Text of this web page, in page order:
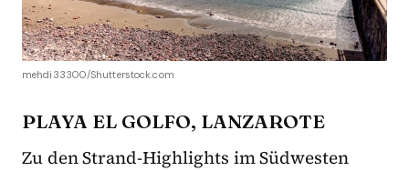
mehdi33300/Shutterstock.com
PLAYA EL GOLFO, LANZAROTE
Zu den Strand-Highlights im Südwesten